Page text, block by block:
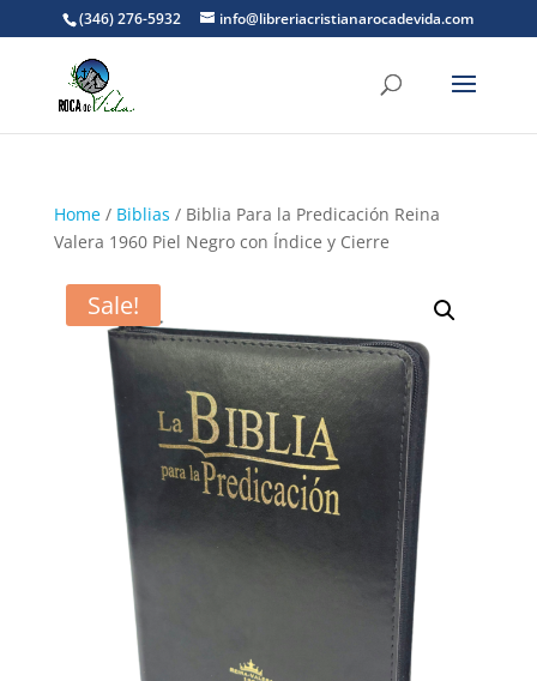
(346) 276-5932 info@libreriacristianarocadevida.com
Home/ Biblias / Biblia Para la Predicación Reina
Valera 1960 Piel Negro con Índice y Cierre
Sale!